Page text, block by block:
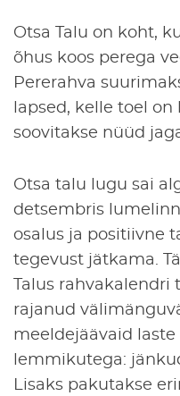
Otsa Talu on koht,
õhus koos perega
Pererahva
lapsed, kelle toel
soovitakse nüüd
Otsa talu lugu sai
detsembris
osalus ja positiivne
tegevust jätkama.
Talus
rajanud
meeldejäävaid
lemmikutega:
Lisaks pakutakse